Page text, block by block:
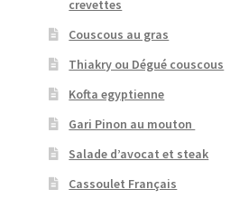
crevettes
Couscous au gras
Thiakry ou Dégué couscous
Kofta egyptienne
Gari Pinon au mouton
Salade d’avocat et steak
Cassoulet Français